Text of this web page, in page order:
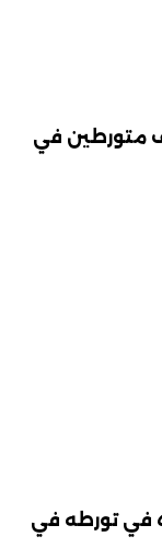
متورطين في
في تورطه في